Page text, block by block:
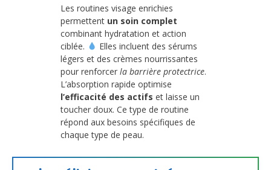
Les routines visage enrichies
permettent un soin complet
combinant hydratation et action
ciblée.
Elles incluent des sérums
légers et des crèmes nourrissantes
pour renforcer la barrière protectrice.
L’absorption rapide optimise
l’efficacité des actifs et laisse un
toucher doux. Ce type de routine
répond aux besoins spécifiques de
chaque type de peau.